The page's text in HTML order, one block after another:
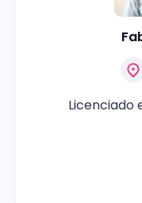
Licenciado